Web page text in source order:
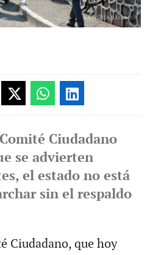
Ciudadano
se advierten
el estado no está
sin el respaldo
Ciudadano, que hoy